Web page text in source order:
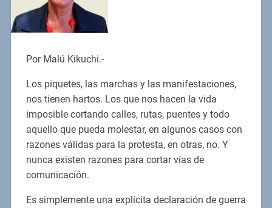
Por Malú Kikuchi.-
Los piquetes, las marchas y las manifestaciones,
nos tienen hartos. Los que nos hacen la vida
imposible cortando calles, rutas, puentes y todo
aquello que pueda molestar, en algunos casos con
razones válidas para la protesta, en otras, no. Y
nunca existen razones para cortar vías de
comunicación.
Es simplemente una explícita declaración de guerra